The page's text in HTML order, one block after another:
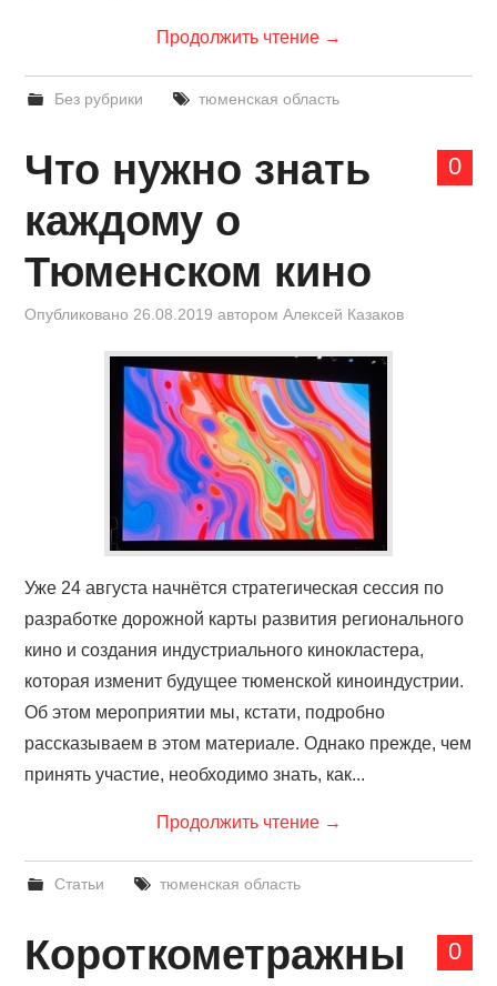
Продолжить чтение →
Без рубрики тюменская область
0
Что нужно знать
каждому о
Тюменском кино
Опубликовано 26.08.2019 авторомАлексей Казаков
Уже 24 августа начнётся стратегическая сессия по
разработке дорожной карты развития регионального
кино и создания индустриального кинокластера,
которая изменит будущее тюменской киноиндустрии.
Об этом мероприятии мы, кстати, подробно
рассказываем в этом материале. Однако прежде, чем
принять участие, необходимо знать, как...
Продолжить чтение →
Статьи тюменская область
0
Короткометражны